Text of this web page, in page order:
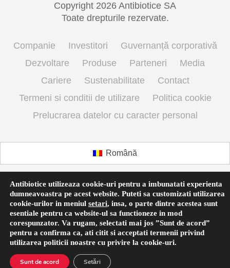
Copyright 2026 Antibiotice SA
Toate drepturile rezervate.
Companie Investitori
Guvernanță corporativă
Dezvoltare
Produse Parteneri
Media
Cariere
Sustenabilitate
Contact
Termeni si conditii de utilizare
Politica cookie
Prelucrarea datelor cu caracter personal
Antibiotice utilizeaza cookie-uri pentru a imbunatati experienta
dumneavoastra pe acest website. Puteti sa customizati utilizarea
cookie-urilor in meniul setari, insa, o parte dintre acestea sunt
esentiale pentru ca website-ul sa functioneze in mod
corespunzator. Va rugam, selectati mai jos ”Sunt de acord”
pentru a confirma ca, ati citit si acceptati termenii privind
utilizarea politicii noastre cu privire la cookie-uri.
Sunt de acord Setări
Română